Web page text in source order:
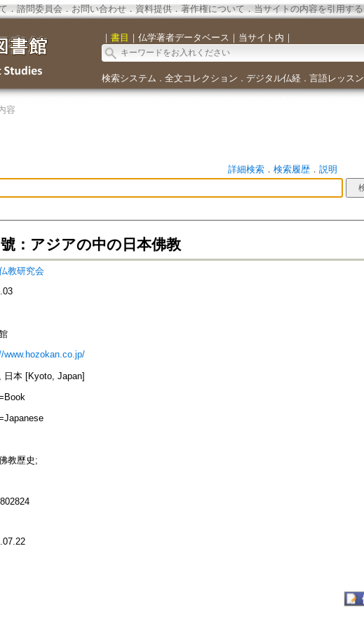
． 諮問委員会． お問い合わせ． 資料提供． 著作権について．当サイトの内容を引用する
｜ 書目 ｜ 仏学著者データベース ｜ 当サイト内 ｜
検索システム ． 全文コレクション ． デジタル仏経． 言語レッスン
容
詳細検索． 検索履歴． 説明
：アジアの中の日本佛教
教研究会
www.hozokan.co.jp/
日本 [Kyoto, Japan]
教歷史;